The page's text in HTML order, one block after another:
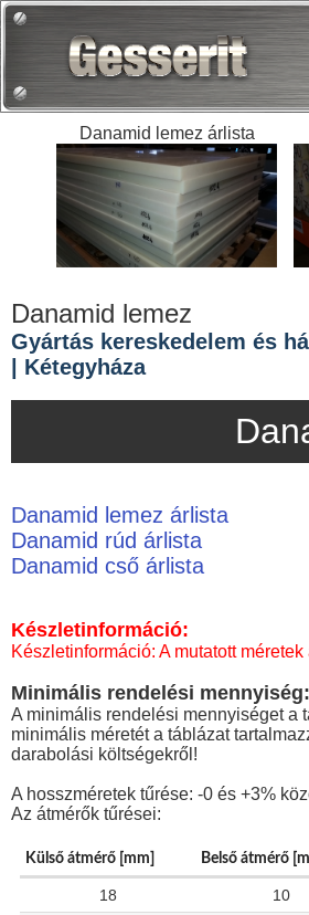
Danamid lemez árlista
Danamid lemez
Gyártás kereskedelem és
| Kétegyháza
Danamid lemez árlista
Danamid rúd árlista
Danamid cső árlista
Készletinformáció:
Készletinformáció: A mutatott
Minimális rendelési mennyiség:
A minimális rendelési mennyiséget a
minimális méretét a táblázat
darabolási költségekről!
A hosszméretek tűrése: -0 és +3%
Az átmérők tűrései:
Külső átmérő [mm] Belső átmérő
18 10